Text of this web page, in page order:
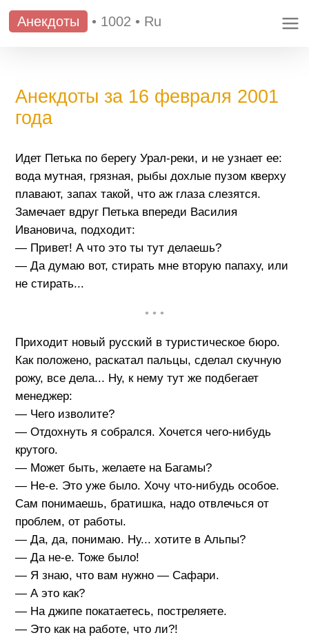
Анекдоты • 1002 • Ru
Анекдоты за 16 февраля 2001
года
Идет Петька по берегу Урал-реки, и не узнает ее:
вода мутная, грязная, рыбы дохлые пузом кверху
плавают, запах такой, что аж глаза слезятся.
Замечает вдруг Петька впереди Василия
Ивановича, подходит:
— Привет! А что это ты тут делаешь?
— Да думаю вот, стирать мне вторую папаху, или
не стирать...
• • •
Приходит новый русский в туристическое бюро.
Как положено, раскатал пальцы, сделал скучную
рожу, все дела... Ну, к нему тут же подбегает
менеджер:
— Чего изволите?
— Отдохнуть я собрался. Хочется чего-нибудь
крутого.
— Может быть, желаете на Багамы?
— Не-е. Это уже было. Хочу что-нибудь особое.
Сам понимаешь, братишка, надо отвлечься от
проблем, от работы.
— Да, да, понимаю. Ну... хотите в Альпы?
— Да не-е. Тоже было!
— Я знаю, что вам нужно — Сафари.
— А это как?
— На джипе покатаетесь, постреляете.
— Это как на работе, что ли?!